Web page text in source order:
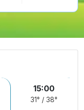
15:00
31° / 38°